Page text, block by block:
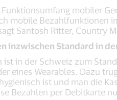
Funktionsumfang mobiler
mobile Bezahlfunktionen
Santosh Ritter, Country
inzwischen Standard in
in der Schweiz zum
eines Wearables. Dazu
ist und man die
Bezahlen per Debitkarte